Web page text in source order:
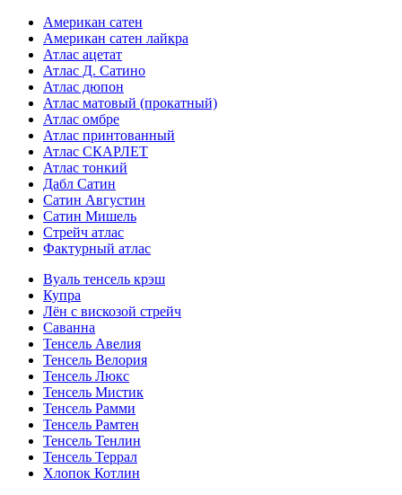
Американ сатен
Американ сатен лайкра
Атлас ацетат
Атлас Д. Сатино
Атлас дюпон
Атлас матовый (прокатный)
Атлас омбре
Атлас принтованный
Атлас СКАРЛЕТ
Атлас тонкий
Дабл Сатин
Сатин Августин
Сатин Мишель
Стрейч атлас
Фактурный атлас
Вуаль тенсель крэш
Купра
Лён с вискозой стрейч
Саванна
Тенсель Авелия
Тенсель Велория
Тенсель Люкс
Тенсель Мистик
Тенсель Рамми
Тенсель Рамтен
Тенсель Тенлин
Тенсель Террал
Хлопок Котлин